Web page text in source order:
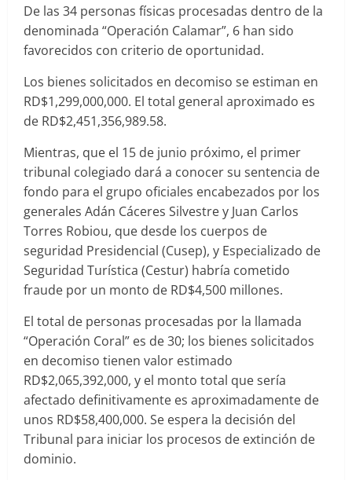
De las 34 personas físicas procesadas dentro de la
denominada “Operación Calamar”, 6 han sido
favorecidos con criterio de oportunidad.
Los bienes solicitados en decomiso se estiman en
RD$1,299,000,000. El total general aproximado es
de RD$2,451,356,989.58.
Mientras, que el 15 de junio próximo, el primer
tribunal colegiado dará a conocer su sentencia de
fondo para el grupo oficiales encabezados por los
generales Adán Cáceres Silvestre y Juan Carlos
Torres Robiou, que desde los cuerpos de
seguridad Presidencial (Cusep), y Especializado de
Seguridad Turística (Cestur) habría cometido
fraude por un monto de RD$4,500 millones.
El total de personas procesadas por la llamada
“Operación Coral” es de 30; los bienes solicitados
en decomiso tienen valor estimado
RD$2,065,392,000, y el monto total que sería
afectado definitivamente es aproximadamente de
unos RD$58,400,000. Se espera la decisión del
Tribunal para iniciar los procesos de extinción de
dominio.